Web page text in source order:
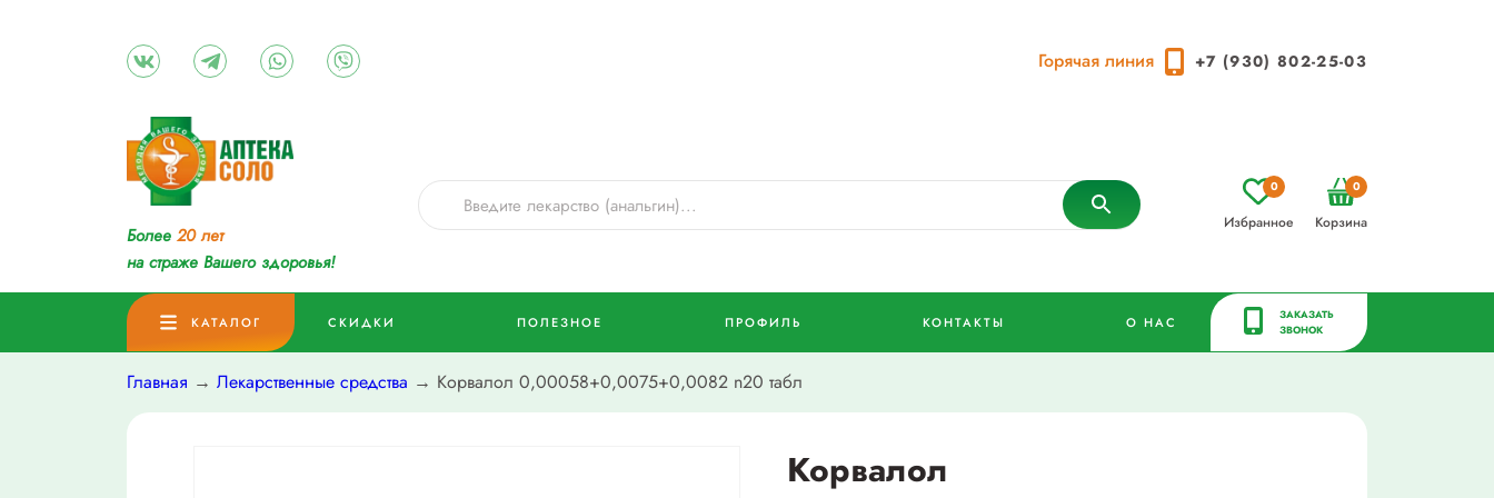
Горячая линия +7 (930) 802-25-03
Более 20 лет
на страже Вашего здоровья!
Избранное
0
Корзина
0
КАТАЛОГ СКИДКИ ПОЛЕЗНОЕ ПРОФИЛЬ КОНТАКТЫ О НАС
ЗАКАЗАТЬ
ЗВОНОК
Главная → Лекарственные средства → Корвалол 0,00058+0,0075+0,0082 n20 табл
Корвалол